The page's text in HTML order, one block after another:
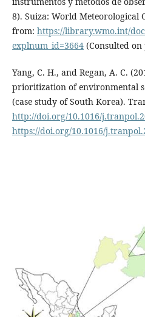
8). Suiza: World Meteorological
from: https://library.wmo.int/
explnum_id=3664(Consulted on
Yang, C. H., and Regan, A. C.
prioritization of environmental
(case study of South Korea).
http://doi.org/10.1016/
https://doi.org/10.1016/